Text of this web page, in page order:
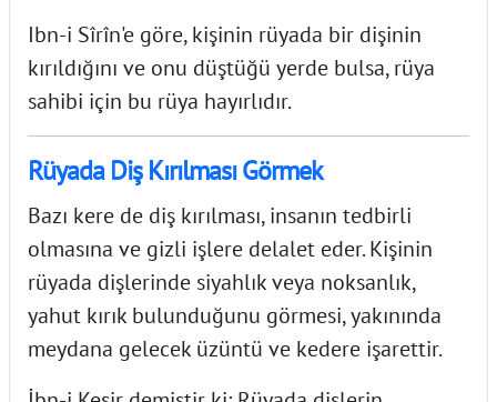
Ibn-i Sîrîn'e göre, kişinin rüyada bir dişinin
kırıldığını ve onu düştüğü yerde bulsa, rüya
sahibi için bu rüya hayırlıdır.
Rüyada Diş Kırılması Görmek
Bazı kere de diş kırılması, insanın tedbirli
olmasına ve gizli işlere delalet eder. Kişinin
rüyada dişlerinde siyahlık veya noksanlık,
yahut kırık bulunduğunu görmesi, yakınında
meydana gelecek üzüntü ve kedere işarettir.